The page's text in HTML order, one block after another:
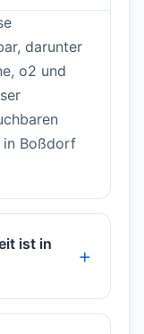
darunter
o2 und
in Boßdorf
ist in